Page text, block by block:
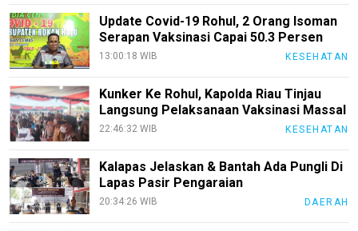
Update Covid-19 Rohul, 2 Orang Isoman
Serapan Vaksinasi Capai 50.3 Persen
13:00:18 WIB KESEHATAN
Kunker Ke Rohul, Kapolda Riau Tinjau
Langsung Pelaksanaan Vaksinasi Massal
22:46:32 WIB KESEHATAN
Kalapas Jelaskan & Bantah Ada Pungli Di
Lapas Pasir Pengaraian
20:34:26 WIB DAERAH